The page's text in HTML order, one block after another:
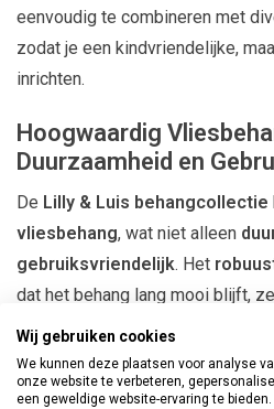
eenvoudig te combineren met
zodat je een kindvriendelijke,
inrichten.
Hoogwaardig
Duurzaamheid en
De Lilly & Luis behangcollectie
vliesbehang, wat niet alleen
gebruiksvriendelijk. Het
dat het behang lang mooi blijft,
kinderkamer. Dankzij het
aan te brengen, wat het ideaal
professionele schildersals
Wij gebruiken cookies
We kunnen deze plaatsen voor analyse
onze website te verbeteren,
een geweldige website-ervaring te